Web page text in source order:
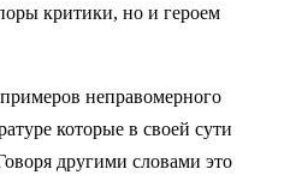
критики, но и героем
неправомерного
которые в своей сути
другими словами это